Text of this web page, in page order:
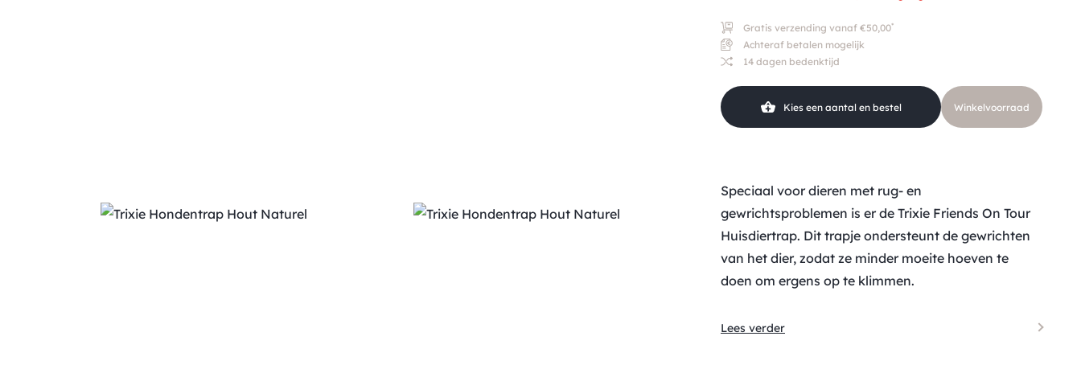
Gratis verzending vanaf €50,00*
Achteraf betalen mogelijk
14 dagen bedenktijd
Kies een aantal en bestel Winkelvoorraad
Speciaal voor dieren met rug- en
gewrichtsproblemen is er de Trixie Friends On Tour
Huisdiertrap. Dit trapje ondersteunt de gewrichten
van het dier, zodat ze minder moeite hoeven te
doen om ergens op te klimmen.
Lees verder